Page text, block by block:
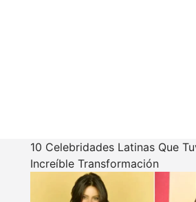
10 Celebridades Latinas Que
Increíble Transformación